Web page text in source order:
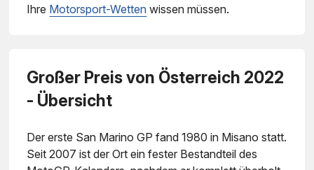
Ihre Motorsport-Wetten wissen müssen.
Großer Preis von Österreich 2022
- Übersicht
Der erste San Marino GP fand 1980 in Misano statt.
Seit 2007 ist der Ort ein fester Bestandteil des